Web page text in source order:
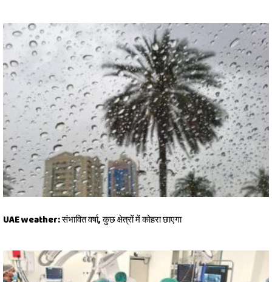
UAE weather: संभावित वर्षा, कुछ क्षेत्रों में कोहरा छाएगा